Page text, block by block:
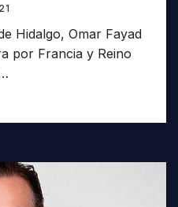
Hidalgo, Omar Fayad
por Francia y Reino